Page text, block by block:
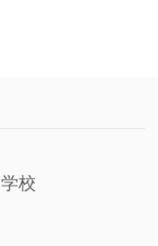
学校